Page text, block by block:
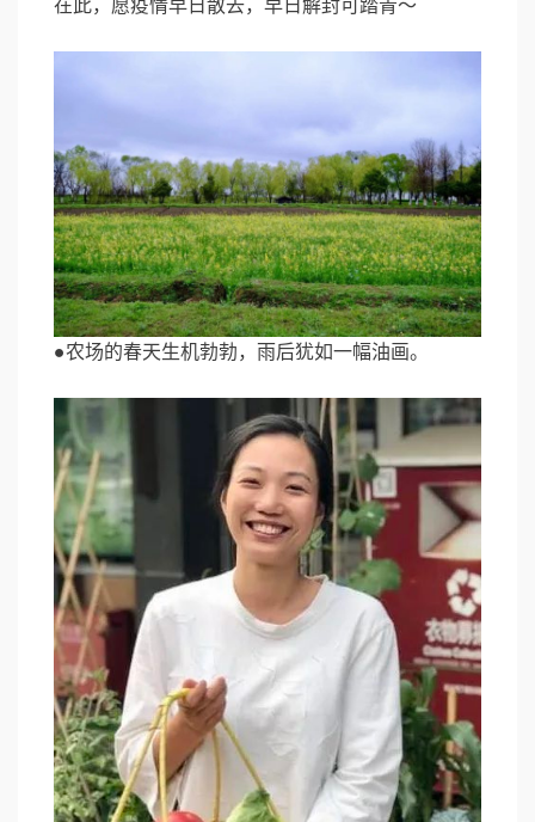
在此，愿疫情早日散去，早日解封可踏青～
●农场的春天生机勃勃，雨后犹如一幅油画。